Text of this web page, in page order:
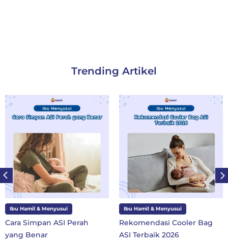
Trending Artikel
Ibu Hamil & Menyusui
Rekomendasi Cooler Bag
ASI Terbaik 2026
Ibu dan Anak
10 Perlengkapan Sekolah
SD Kelas 1 di Tahun